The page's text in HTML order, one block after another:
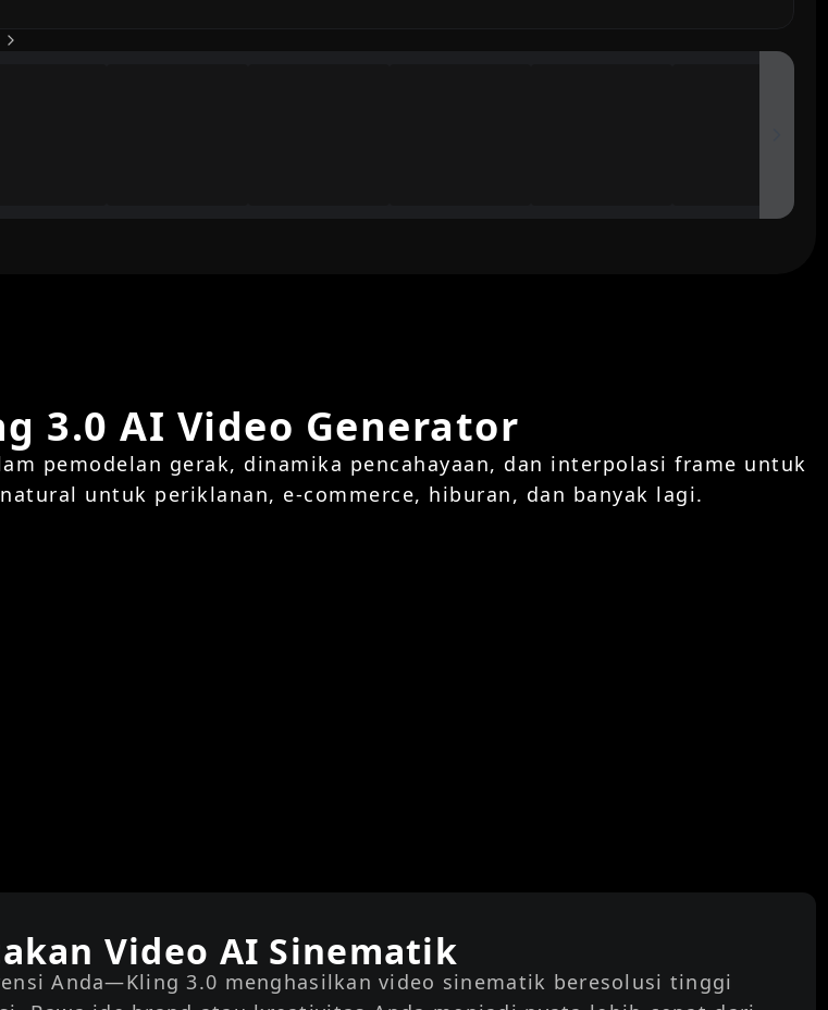
3.0 AI Video Generator
pemodelan gerak, dinamika pencahayaan, dan interpolasi frame untuk
untuk periklanan, e-commerce, hiburan, dan banyak lagi.
Video AI Sinematik
Anda—Kling 3.0 menghasilkan video sinematik beresolusi tinggi